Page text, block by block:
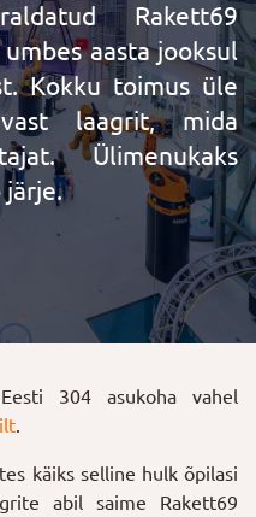
Rakett69
aasta jooksul
Kokku toimus üle
laagrit, mida
Ülimenukaks
järje.
304 asukoha vahel
.
käiks selline hulk õpilasi
abil saime Rakett69